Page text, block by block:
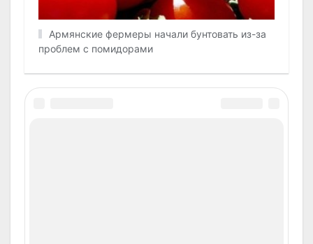
Армянские фермеры начали бунтовать из-за
проблем с помидорами